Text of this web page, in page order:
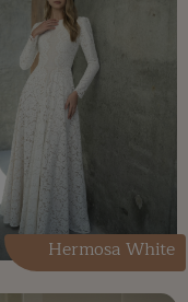
Hermosa White